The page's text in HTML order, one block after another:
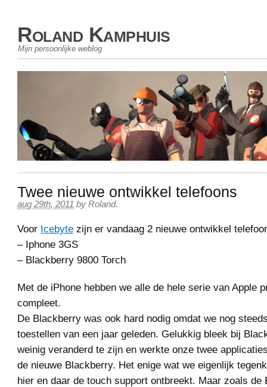
Roland Kamphuis
Mijn persoonlijke weblog
Twee nieuwe ontwikkel telefoons
aug 29th, 2011 by Roland.
Voor Icebyte zijn er vandaag 2 nieuwe ontwikkel
– Iphone 3GS
– Blackberry 9800 Torch
Met de iPhone hebben we alle de hele serie van Apple
compleet.
De Blackberry was ook hard nodig omdat we nog
toestellen van een jaar geleden. Gelukkig bleek bij
weinig veranderd te zijn en werkte onze twee
de nieuwe Blackberry. Het enige wat we eigenlijk
hier en daar de touch support ontbreekt. Maar zoals de